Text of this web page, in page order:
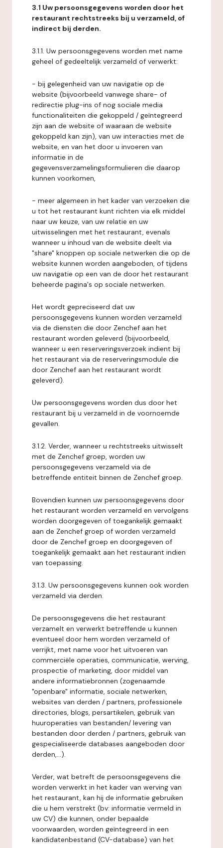
3.1 Uw persoonsgegevens worden door het
restaurant rechtstreeks bij u verzameld, of
indirect bij derden.
3.1.1. Uw persoonsgegevens worden met name
geheel of gedeeltelijk verzameld of verwerkt:
- bij gelegenheid van uw navigatie op de
website (bijvoorbeeld vanwege share- of
redirectie plug-ins of nog sociale media
functionaliteiten die gekoppeld / geïntegreerd
zijn aan de website of waaraan de website
gekoppeld kan zijn), van uw interacties met de
website, en van het door u invoeren van
informatie in de
gegevensverzamelingsformulieren die daarop
kunnen voorkomen,
- meer algemeen in het kader van verzoeken die
u tot het restaurant kunt richten via elk middel
naar uw keuze, van uw relatie en uw
uitwisselingen met het restaurant, evenals
wanneer u inhoud van de website deelt via
"share" knoppen op sociale netwerken die op de
website kunnen worden aangeboden, of tijdens
uw navigatie op een van de door het restaurant
beheerde pagina's op sociale netwerken.
Het wordt gepreciseerd dat uw
persoonsgegevens kunnen worden verzameld
via de diensten die door Zenchef aan het
restaurant worden geleverd (bijvoorbeeld,
wanneer u een reserveringsverzoek indient bij
het restaurant via de reserveringsmodule die
door Zenchef aan het restaurant wordt
geleverd).
Uw persoonsgegevens worden dus door het
restaurant bij u verzameld in de voornoemde
gevallen.
3.1.2. Verder, wanneer u rechtstreeks uitwisselt
met de Zenchef groep, worden uw
persoonsgegevens verzameld via de
betreffende entiteit binnen de Zenchef groep.
Bovendien kunnen uw persoonsgegevens door
het restaurant worden verzameld en vervolgens
worden doorgegeven of toegankelijk gemaakt
aan de Zenchef groep of worden verzameld
door de Zenchef groep en doorgegeven of
toegankelijk gemaakt aan het restaurant indien
van toepassing.
3.1.3. Uw persoonsgegevens kunnen ook worden
verzameld via derden.
De persoonsgegevens die het restaurant
verzamelt en verwerkt betreffende u kunnen
eventueel door hem worden verzameld of
verrijkt, met name voor het uitvoeren van
commerciële operaties, communicatie, werving,
prospectie of marketing, door middel van
andere informatiebronnen (zogenaamde
"openbare" informatie, sociale netwerken,
websites van derden / partners, professionele
directories, blogs, persartikelen, gebruik van
huuroperaties van bestanden/ levering van
bestanden door derden / partners, gebruik van
gespecialiseerde databases aangeboden door
derden,...).
Verder, wat betreft de persoonsgegevens die
worden verwerkt in het kader van werving van
het restaurant, kan hij de informatie gebruiken
die u hem verstrekt (bv: informatie vermeld in
uw CV) die kunnen, onder bepaalde
voorwaarden, worden geïntegreerd in een
kandidatenbestand (CV-database) van het